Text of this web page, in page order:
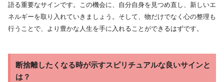
語る重要なサインです。この機会に、自分自身を見つめ直し、新しいエ
ネルギーを取り入れていきましょう。そして、物だけでなく心の整理も
行うことで、より豊かな人生を手に入れることができるはずです。
断捨離したくなる時が示すスピリチュアルな良いサインと
は？